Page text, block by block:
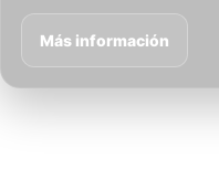
Más información